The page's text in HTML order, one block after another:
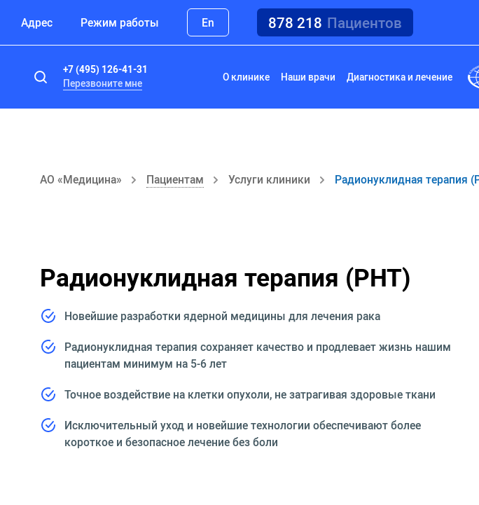
Адрес Режим работы En 878 218 Пациентов
+7 (495) 126-41-31
Перезвоните мне
О клинике Наши врачи Диагностика и лечение
АО «Медицина» Пациентам Услуги клиники Радионуклидная терапия
Радионуклидная терапия (PHT)
Новейшие разработки ядерной медицины для лечения рака
Радионуклидная терапия сохраняет качество и продлевает жизнь нашим
пациентам минимум на 5-6 лет
Точное воздействие на клетки опухоли, не затрагивая здоровые ткани
Исключительный уход и новейшие технологии обеспечивают более
короткое и безопасное лечение без боли